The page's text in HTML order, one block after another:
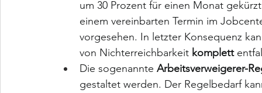
um 30 Prozent für einen Monat
einem vereinbarten Termin im
vorgesehen. In letzter Konsequenz
von Nichterreichbarkeit komplett
Die sogenannte Arbeitsverweigerer-
gestaltet werden. Der Regelbedarf